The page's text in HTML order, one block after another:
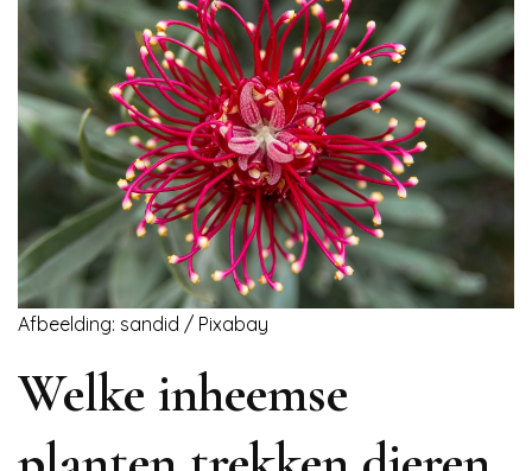
Afbeelding: sandid / Pixabay
Welke inheemse